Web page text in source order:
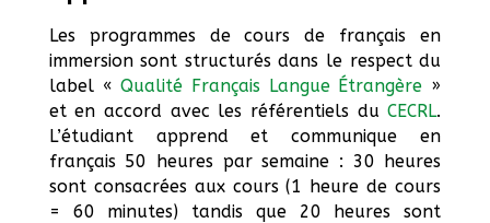
Les programmes de cours de français en
immersion sont structurés dans le respect du
label « Qualité Français Langue Étrangère »
et en accord avec les référentiels duCECRL.
L’étudiant apprend et communique en
français 50 heures par semaine : 30 heures
sont consacrées aux cours (1 heure de cours
= 60 minutes) tandis que 20 heures sont